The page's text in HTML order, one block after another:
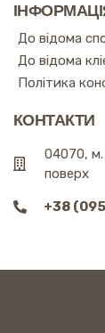
До відома
До відома
Політика
КОНТАКТИ
04070, м.
поверх
+38